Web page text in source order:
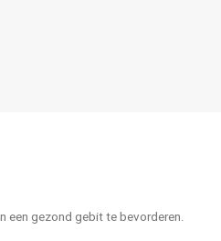
een gezond gebit te bevorderen.